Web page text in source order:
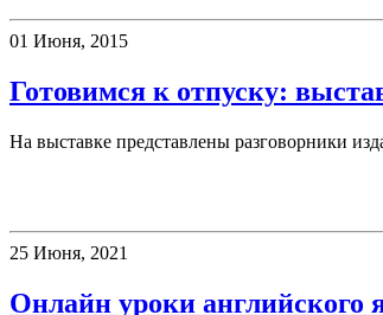
01 Июня, 2015
Готовимся к отпуску:
На выставке представлены разговорники
25 Июня, 2021
Онлайн уроки английского